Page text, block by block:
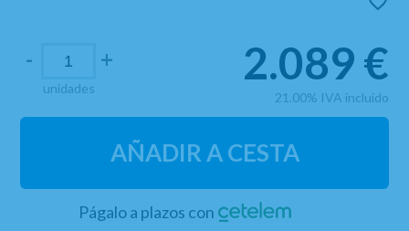
-
unidades
+ 2.089€
21.00% IVA incluido
AÑADIR A CESTA
Págalo a plazos con